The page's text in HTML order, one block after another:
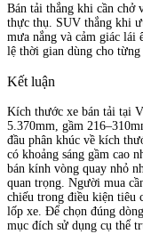
Bán tải thắng khi cần chở
thực thụ. SUV thắng khi
mưa nắng và cảm giác lái
lệ thời gian dùng cho từng
Kết luận
Kích thước xe bán tải tại
5.370mm, gầm
đầu phân khúc về kích
có khoảng sáng gầm cao
bán kính vòng quay nhỏ
quan trọng. Người mua
chiếu trong điều kiện tiêu
lốp xe. Để chọn đúng
mục đích sử dụng cụ thể